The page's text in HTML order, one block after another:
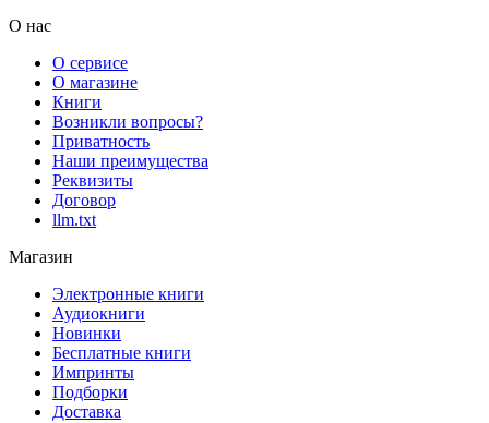
О нас
О сервисе
О магазине
Книги
Возникли вопросы?
Приватность
Наши преимущества
Реквизиты
Договор
llm.txt
Магазин
Электронные книги
Аудиокниги
Новинки
Бесплатные книги
Импринты
Подборки
Доставка